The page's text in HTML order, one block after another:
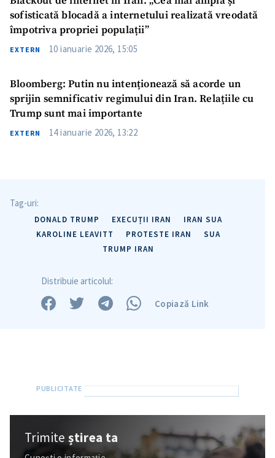
Trimite o informație
Despre ZdG
in English
на русском
sofisticată blocadă a internetului realizată vreodată
împotriva propriei populații”
EXTERN 10 ianuarie 2026, 15:05
Bloomberg: Putin nu intenționează să acorde un
sprijin semnificativ regimului din Iran. Relațiile cu
Trump sunt mai importante
EXTERN 14 ianuarie 2026, 13:22
Tag-uri:
DONALD TRUMP EXECUȚII IRAN
IRAN SUA
KAROLINE LEAVITT
PROTESTE IRAN
SUA
TRUMP IRAN
Distribuie articolul:
Copiază Link
Trimiteștirea ta